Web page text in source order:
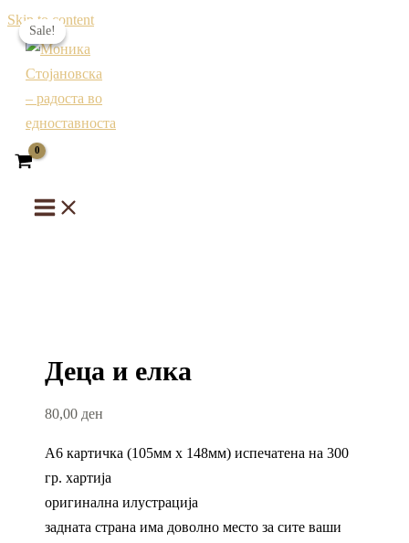
Skip to content
Деца и елка
80,00 ден
А6 картичка (105мм х 148мм) испечатена на 300
гр. хартија
оригинална илустрација
задната страна има доволно место за сите ваши
Sale!
Sale!